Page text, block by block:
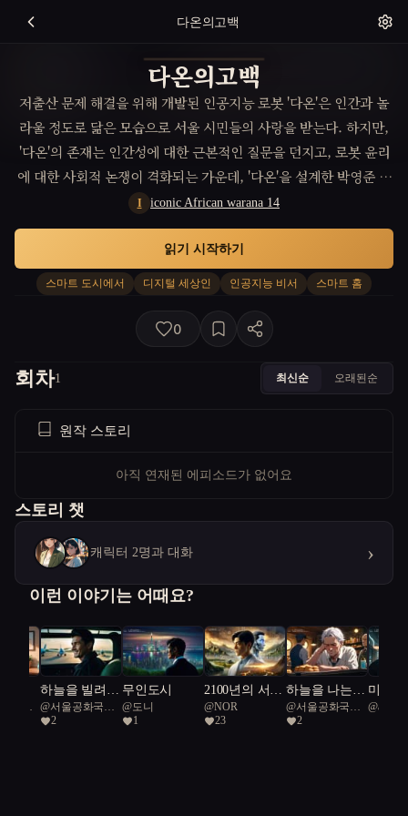
다온의고백
다온의고백
저출산 문제 해결을 위해 개발된 인공지능 로봇 '다온'은 인간과 놀
라울 정도로 닮은 모습으로 서울 시민들의 사랑을 받는다. 하지만,
'다온'의 존재는 인간성에 대한 근본적인 질문을 던지고, 로봇 윤리
에 대한 사회적 논쟁이 격화되는 가운데, '다온'을 설계한 박영준 교
수는 인간과 로봇의 공존을 위한 해답을 찾아 나선다.
I iconic African warana 14
스마트 도시에서 디지털 세상인 인공지능 비서 스마트 홈
읽기 시작하기
0
회차1 최신순 오래된순
원작 스토리
아직 연재된 에피소드가 없어요
스토리 챗
캐릭터 2명과 대화 ›
이런 이야기는 어때요?
국일
하늘을 빌려준
하루
@서울공화국일
급시민
2
무인도시
@도니
1
2100년의 서울.
임진왜란시대
의 조선을 구
@NOR
23
하늘을 나는
붕어빵
@서울공화국일
급시민
2
미래
는 인
@